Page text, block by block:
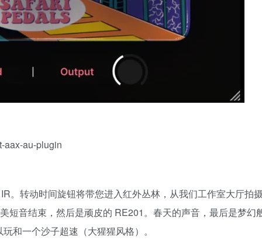
aax-au-plugin
。转动时间旋钮将带您进入红外丛林，从我们工作室大厅拍
短音结束，然后是顽皮的 RE201。春天的声音，最后是梦幻
和一个沙子超速（大猩猩风格）。